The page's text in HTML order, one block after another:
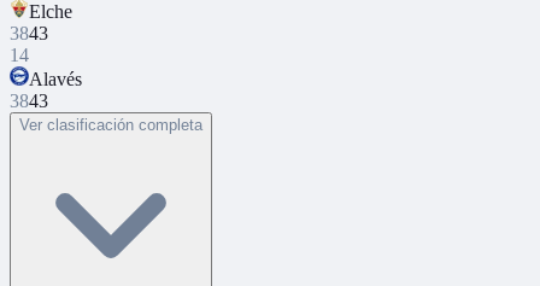
Elche
3843
14
Alavés
3843
Ver clasificación completa